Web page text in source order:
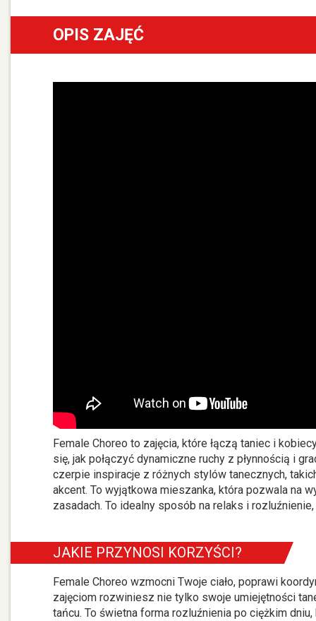
OPIS ZAJĘĆ
Female Choreo to zajęcia, które łączą taniec i
się, jak połączyć dynamiczne ruchy z płynnością i
czerpie inspiracje z różnych stylów tanecznych,
akcent. To wyjątkowa mieszanka, która pozwala na
zasadach. To idealny sposób na relaks i
JAKIE PRZYNOSI KORZYŚCI?
Female Choreo wzmocni Twoje ciało, poprawi
zajęciom rozwiniesz nie tylko swoje umiejętności
tańcu. To świetna forma rozluźnienia po ciężkim